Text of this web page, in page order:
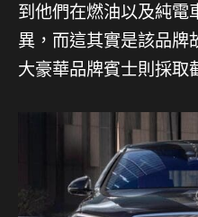
到他們在燃油以及純電
異，而這其實是該品牌
大豪華品牌賓士則採取